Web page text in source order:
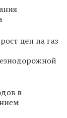
цен на газ
в